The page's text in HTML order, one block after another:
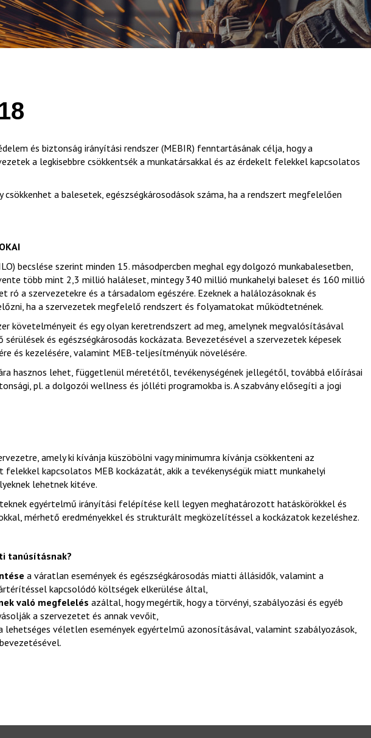
és biztonság irányítási rendszer (MEBIR) fenntartásának célja, hogy a
a legkisebbre csökkentsék a munkatársakkal és az érdekelt felekkel kapcsolatos
csökkenhet a balesetek, egészségkárosodások száma, ha a rendszert megfelelően
becslése szerint minden 15. másodpercben meghal egy dolgozó munkabalesetben,
több mint 2,3 millió haláleset, mintegy 340 millió munkahelyi baleset és 160 millió
ró a szervezetekre és a társadalom egészére. Ezeknek a halálozásoknak és
ha a szervezetek megfelelő rendszert és folyamatokat működtetnének.
követelményeit és egy olyan keretrendszert ad meg, amelynek megvalósításával
és egészségkárosodás kockázata. Bevezetésével a szervezetek képesek
és kezelésére, valamint MEB-teljesítményük növelésére.
hasznos lehet, függetlenül méretétől, tevékenységének jellegétől, továbbá előírásai
pl. a dolgozói wellness és jólléti programokba is. A szabvány elősegíti a jogi
amely ki kívánja küszöbölni vagy minimumra kívánja csökkenteni az
kapcsolatos MEB kockázatát, akik a tevékenységük miatt munkahelyi
lehetnek kitéve.
egyértelmű irányítási felépítése kell legyen meghatározott hatáskörökkel és
mérhető eredményekkel és strukturált megközelítéssel a kockázatok kezeléshez.
tanúsításnak?
a váratlan események és egészségkárosodás miatti állásidők, valamint a
kapcsolódó költségek elkerülése által,
való megfelelés azáltal, hogy megértik, hogy a törvényi, szabályozási és egyéb
a szervezetet és annak vevőit,
lehetséges véletlen események egyértelmű azonosításával, valamint szabályozások,